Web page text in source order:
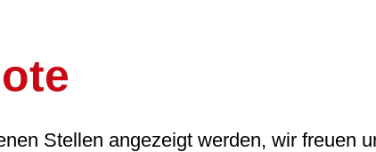
Stellen angezeigt werden, wir freuen